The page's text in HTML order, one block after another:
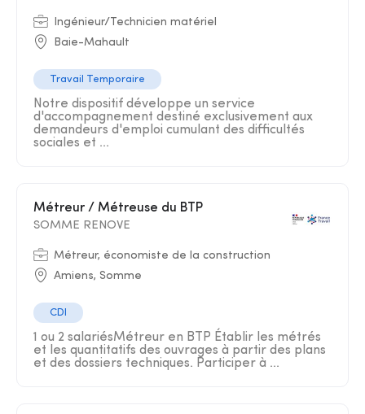
Ingénieur/Technicien matériel
Baie-Mahault
Travail Temporaire
Notre dispositif développe un service
d'accompagnement destiné exclusivement aux
demandeurs d'emploi cumulant des difficultés
sociales et ...
Métreur / Métreuse du BTP
SOMME RENOVE
Métreur, économiste de la construction
Amiens, Somme
CDI
1 ou 2 salariésMétreur en BTP Établir les métrés
et les quantitatifs des ouvrages à partir des plans
et des dossiers techniques. Participer à ...